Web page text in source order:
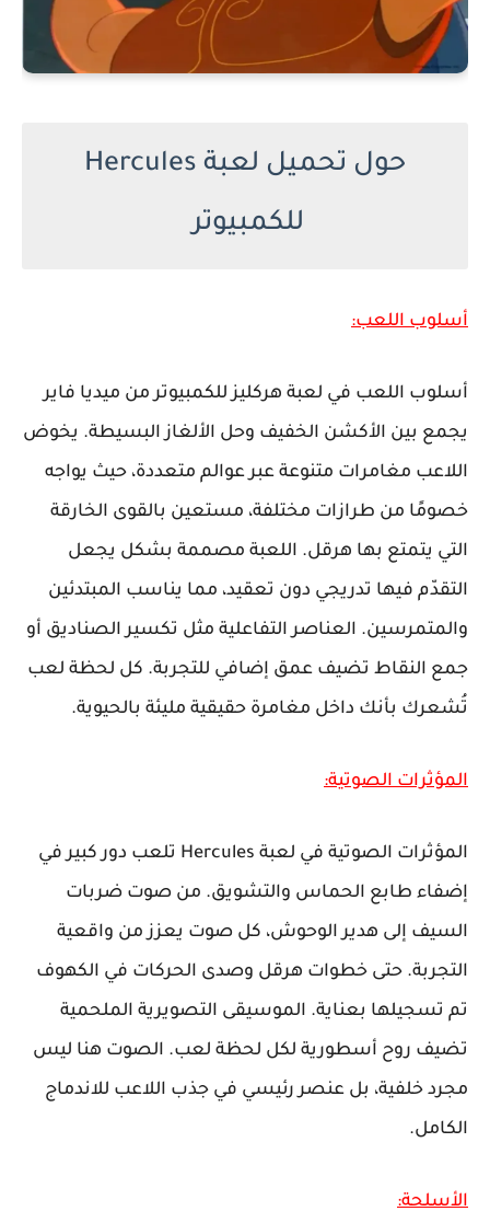
حول تحميل لعبة Hercules
للكمبيوتر
أسلوب اللعب:
أسلوب اللعب في لعبة هركليز للكمبيوتر من ميديا فاير
يجمع بين الأكشن الخفيف وحل الألغاز البسيطة. يخوض
اللاعب مغامرات متنوعة عبر عوالم متعددة، حيث يواجه
خصومًا من طرازات مختلفة، مستعين بالقوى الخارقة
التي يتمتع بها هرقل. اللعبة مصممة بشكل يجعل
التقدّم فيها تدريجي دون تعقيد، مما يناسب المبتدئين
والمتمرسين. العناصر التفاعلية مثل تكسير الصناديق أو
جمع النقاط تضيف عمق إضافي للتجربة. كل لحظة لعب
تُشعرك بأنك داخل مغامرة حقيقية مليئة بالحيوية.
المؤثرات الصوتية:
المؤثرات الصوتية في لعبة Hercules تلعب دور كبير في
إضفاء طابع الحماس والتشويق. من صوت ضربات
السيف إلى هدير الوحوش، كل صوت يعزز من واقعية
التجربة. حتى خطوات هرقل وصدى الحركات في الكهوف
تم تسجيلها بعناية. الموسيقى التصويرية الملحمية
تضيف روح أسطورية لكل لحظة لعب. الصوت هنا ليس
مجرد خلفية، بل عنصر رئيسي في جذب اللاعب للاندماج
الكامل.
الأسلحة: